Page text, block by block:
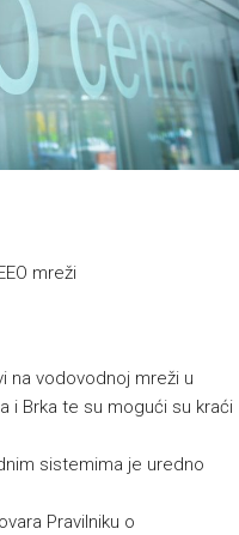
mreži
na vodovodnoj mreži u
i Brka te su mogući su kraći
sistemima je uredno
Pravilniku o